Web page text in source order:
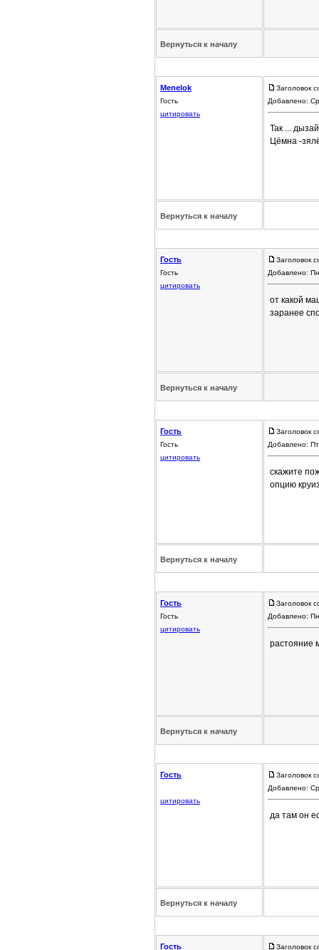
Вернуться к началу
Menelok
Гость
цитировать
Заголовок
Добавлено:
Так ...
Цёмна -
Вернуться к началу
Гость
Гость
цитировать
Заголовок
Добавлено:
от какой
заранее
Вернуться к началу
Гость
Гость
цитировать
Заголовок
Добавлено:
скажите
опцию
Вернуться к началу
Гость
Гость
цитировать
Заголовок
Добавлено:
растояние
Вернуться к началу
Гость
цитировать
Заголовок
Добавлено:
да там он
Вернуться к началу
Гость Заголовок